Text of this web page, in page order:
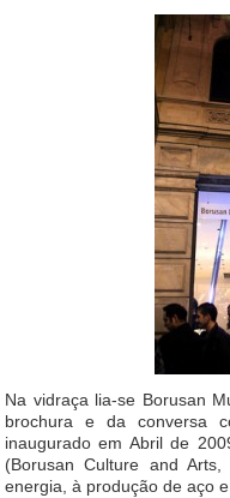
Na vidraça lia-se Borusan
brochura e da conversa
inaugurado em Abril de
(Borusan Culture and
energia, à produção de aço